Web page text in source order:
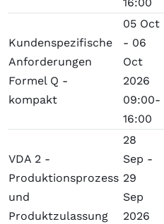
16:00
Kundenspezifische
Anforderungen
Formel Q -
kompakt
05 Oct
- 06
Oct
2026
09:00-
16:00
VDA 2 -
Produktionsprozess
und
Produktzulassung
28
Sep -
29
Sep
2026